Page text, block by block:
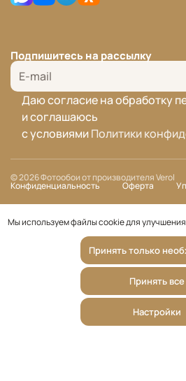
Подпишитесь на рассылку
Даю согласие на обработку
и соглашаюсь
с условиямиПолитики
© 2026 Фотообои от производителя Verol
Конфиденциальность Оферта
Мы используем файлы cookie для
Принять только
Принять все
Настройки